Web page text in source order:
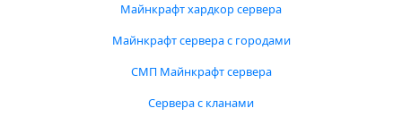
Майнкрафт хардкор сервера
Майнкрафт сервера с городами
СМП Майнкрафт сервера
Сервера с кланами